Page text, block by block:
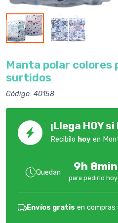
Manta polar colores
surtidos
Código: 40158
¡Llega HOY
Recibilo hoy en
Quedan 9h 8min
para pedirlo hoy
Envíos gratis en compras